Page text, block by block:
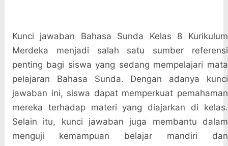
Kunci jawaban Bahasa Sunda Kelas 8 Kurikulum
Merdeka menjadi salah satu sumber referensi
penting bagi siswa yang sedang mempelajari mata
pelajaran Bahasa Sunda. Dengan adanya kunci
jawaban ini, siswa dapat memperkuat pemahaman
mereka terhadap materi yang diajarkan di kelas.
Selain itu, kunci jawaban juga membantu dalam
menguji kemampuan belajar mandiri dan